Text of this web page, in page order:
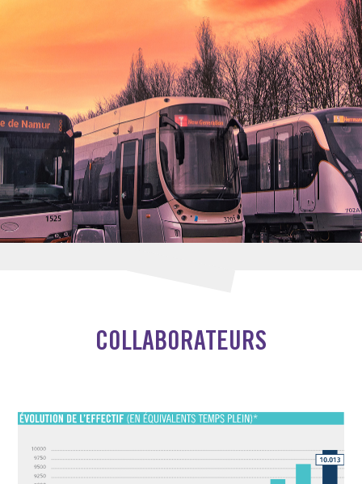
COLLABORATEURS